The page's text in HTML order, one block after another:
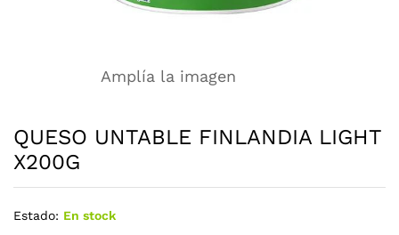
Amplía la imagen
QUESO UNTABLE FINLANDIA LIGHT
X200G
Estado: En stock